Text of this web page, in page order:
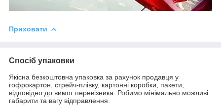
Приховати
Спосіб упаковки
Якісна безкоштовна упаковка за рахунок продавця у
гофрокартон, стрейч-плівку, картонні коробки, пакети,
відповідно до вимог перевізника. Робимо мінімально можливі
габарити та вагу відправлення.